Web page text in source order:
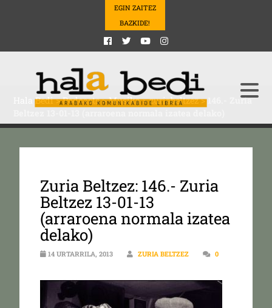
EGIN ZAITEZ
BAZKIDE!
Hala Bedi>Podcasts>Musika>zuriabeltzez> 146.- Zuria
Zuria Beltzez: 146.- Zuria
Beltzez 13-01-13
(arraroena normala izatea
delako)
14 URTARRILA, 2013 ZURIA BELTZEZ 0